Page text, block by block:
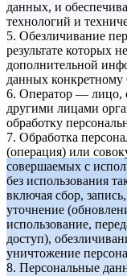
данных, и
технологий и
5. Обезличивание
результате которых
дополнительной
данных
6. Оператор — лицо,
другими лицами
обработку
7. Обработка
(операция) или
совершаемых с
без использования
включая сбор,
уточнение
использование,
доступ),
уничтожение
8. Персональные